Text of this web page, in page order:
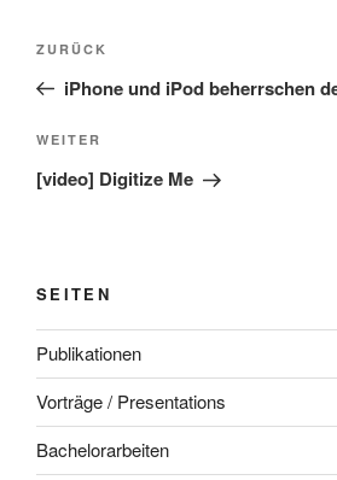
Beitragsnavigation
Vorheriger
Beitrag
ZURÜCK
iPhone und iPod beherrschen
Nächster
Beitrag
WEITER
[video] Digitize Me
SEITEN
Publikationen
Vorträge / Presentations
Bachelorarbeiten